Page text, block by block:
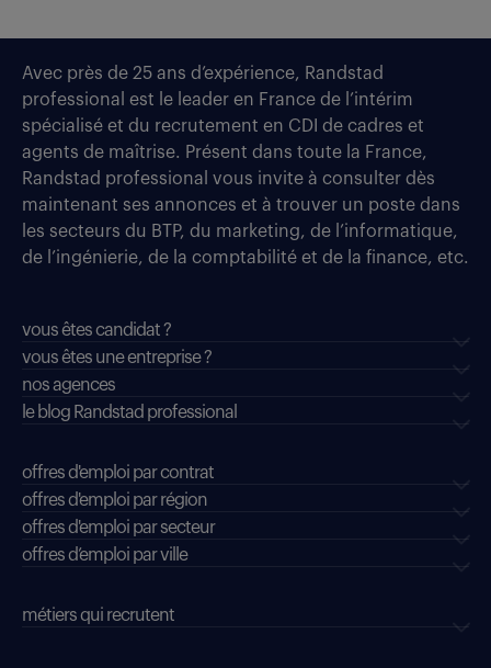
Avec près de 25 ans d’expérience, Randstad
professional est le leader en France de l’intérim
spécialisé et du recrutement en CDI de cadres et
agents de maîtrise. Présent dans toute la France,
Randstad professional vous invite à consulter dès
maintenant ses annonces et à trouver un poste dans
les secteurs du BTP, du marketing, de l’informatique,
de l’ingénierie, de la comptabilité et de la finance, etc.
vous êtes candidat ?
vous êtes une entreprise ?
nos agences
le blog Randstad professional
offres d'emploi par contrat
offres d'emploi par région
offres d'emploi par secteur
offres d’emploi par ville
métiers qui recrutent